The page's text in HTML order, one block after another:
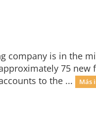
company is in the
75
to the ...
Más